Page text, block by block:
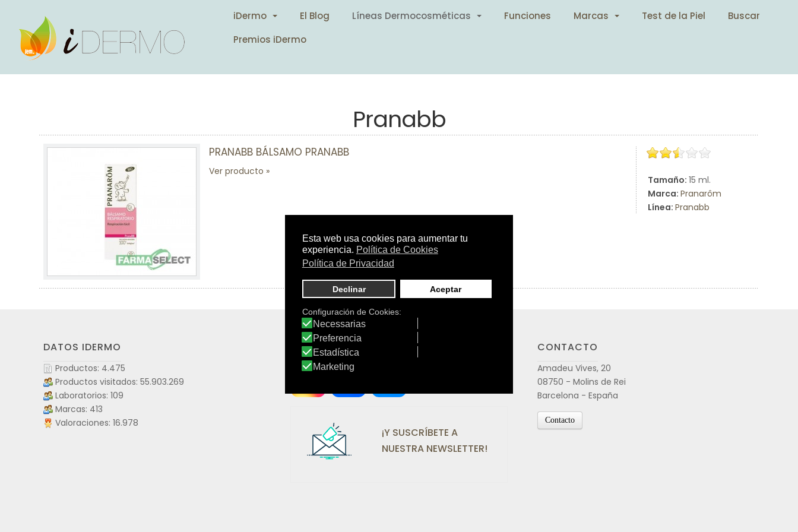
iDermo El Blog Líneas Dermocosméticas Funciones Marcas Test de la Piel
Buscar
Premios iDermo
Pranabb
Tamaño: 15 ml.
Marca: Pranarôm
Línea: Pranabb
PRANABB BÁLSAMO PRANABB
Ver producto
DATOS IDERMO
Productos: 4.475
Productos visitados: 55.903.269
Laboratorios: 109
Marcas: 413
Valoraciones: 16.978
¡SÍGUENOS EN REDES!
¡Y SUSCRÍBETE A
NUESTRA NEWSLETTER!
CONTACTO
Amadeu Vives, 20
08750 - Molins de Rei
Barcelona - España
Contacto